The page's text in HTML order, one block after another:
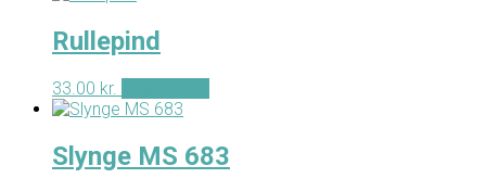
Rullepind
33.00 kr.
Slynge MS 683